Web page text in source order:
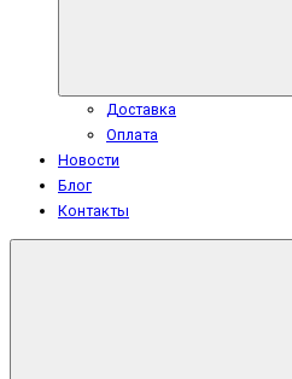
Доставка
Оплата
Новости
Блог
Контакты